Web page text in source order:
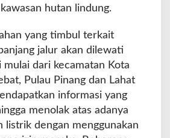
hutan lindung.
yang timbul terkait
jalur akan dilewati
mulai dari kecamatan Kota
Pulau Pinang dan Lahat
informasi yang
menolak atas adanya
listrik dengan menggunakan